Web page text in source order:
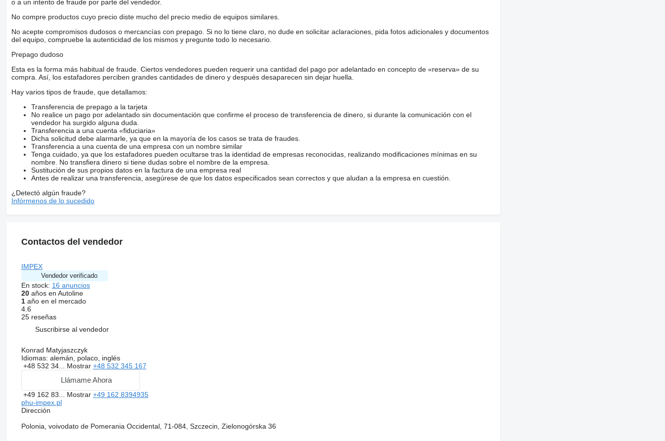
o a un intento de fraude por parte del vendedor.
No compre productos cuyo precio diste mucho del precio medio de equipos similares.
No acepte compromisos dudosos o mercancías con prepago. Si no lo tiene claro, no dude en solicitar aclaraciones, pida fotos adicionales y documentos
del equipo, compruebe la autenticidad de los mismos y pregunte todo lo necesario.
Prepago dudoso
Esta es la forma más habitual de fraude. Ciertos vendedores pueden requerir una cantidad del pago por adelantado en concepto de «reserva» de su
compra. Así, los estafadores perciben grandes cantidades de dinero y después desaparecen sin dejar huella.
Hay varios tipos de fraude, que detallamos:
Transferencia de prepago a la tarjeta
No realice un pago por adelantado sin documentación que confirme el proceso de transferencia de dinero, si durante la comunicación con el
vendedor ha surgido alguna duda.
Transferencia a una cuenta «fiduciaria»
Dicha solicitud debe alarmarle, ya que en la mayoría de los casos se trata de fraudes.
Transferencia a una cuenta de una empresa con un nombre similar
Tenga cuidado, ya que los estafadores pueden ocultarse tras la identidad de empresas reconocidas, realizando modificaciones mínimas en su
nombre. No transfiera dinero si tiene dudas sobre el nombre de la empresa.
Sustitución de sus propios datos en la factura de una empresa real
Antes de realizar una transferencia, asegúrese de que los datos especificados sean correctos y que aludan a la empresa en cuestión.
¿Detectó algún fraude?
Infórmenos de lo sucedido
Contactos del vendedor
IMPEX
Vendedor verificado
En stock: 16 anuncios
20años en Autoline
1año en el mercado
4.6
25 reseñas
Suscribirse al vendedor
Konrad Matyjaszczyk
Idiomas: alemán, polaco, inglés
+48 532 34... Mostrar +48 532 345 167
Llámame Ahora
+49 162 83... Mostrar +49 162 8394935
phu-impex.pl
Dirección
Polonia, voivodato de Pomerania Occidental, 71-084, Szczecin, Zielonogórska 36